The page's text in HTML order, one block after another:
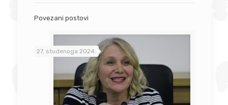
Povezani postovi
27. studenoga 2024.